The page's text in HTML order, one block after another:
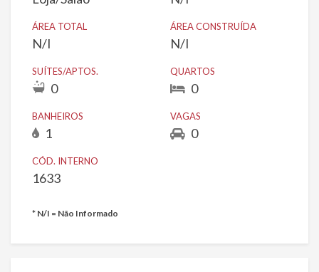
ÁREA TOTAL
N/I
ÁREA CONSTRUÍDA
N/I
SUÍTES/APTOS.
0
QUARTOS
0
BANHEIROS
1
VAGAS
0
CÓD. INTERNO
1633
* N/I = Não Informado